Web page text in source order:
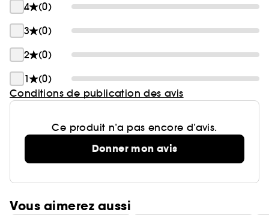
4
(0)
3
(0)
2
(0)
1
(0)
Conditions de publication des avis
Ce produit n’a pas encore d’avis.
Donner mon avis
Vous aimerez aussi